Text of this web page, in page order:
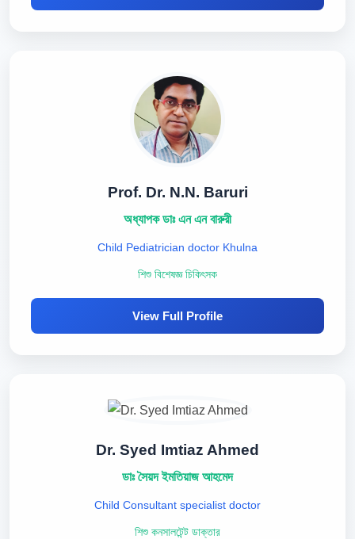
Prof. Dr. N.N. Baruri
অধ্যাপক ডাঃ এন এন বারুরী
Child Pediatrician doctor Khulna
শিশু বিশেষজ্ঞ চিকিৎসক
View Full Profile
Dr. Syed Imtiaz Ahmed
ডাঃ সৈয়দ ইমতিয়াজ আহমেদ
Child Consultant specialist doctor
শিশু কনসালটেন্ট ডাক্তার